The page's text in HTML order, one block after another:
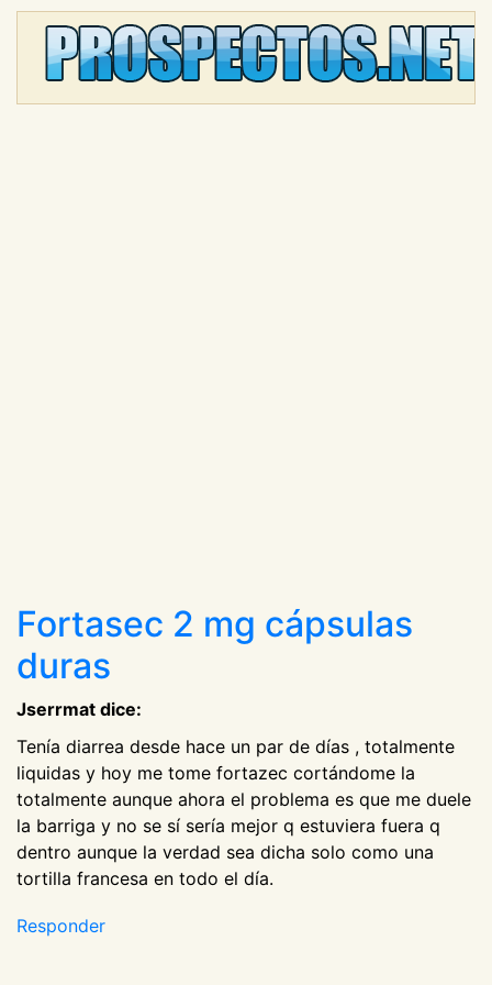
Fortasec 2 mg cápsulas
duras
Jserrmat dice:
Tenía diarrea desde hace un par de días , totalmente
liquidas y hoy me tome fortazec cortándome la
totalmente aunque ahora el problema es que me duele
la barriga y no se sí sería mejor q estuviera fuera q
dentro aunque la verdad sea dicha solo como una
tortilla francesa en todo el día.
Responder